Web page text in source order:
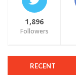
1,896
Followers
RECENT